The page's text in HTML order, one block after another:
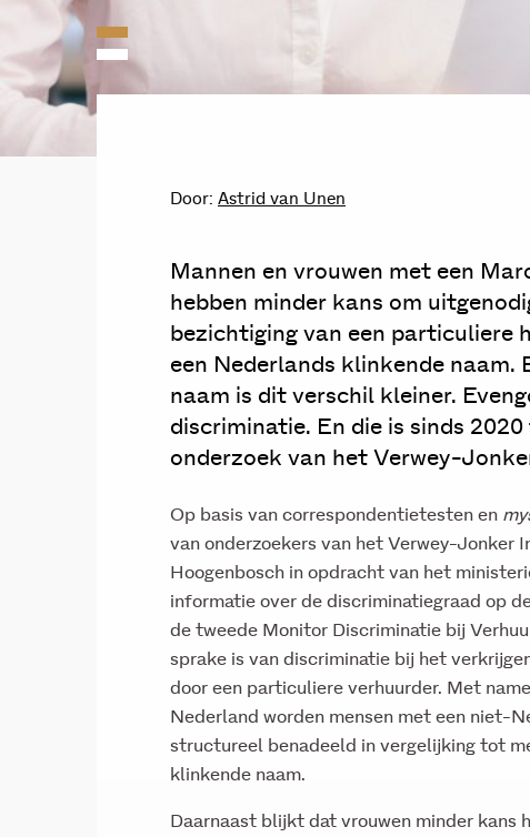
Door: Astrid van Unen
Mannen en vrouwen met een
hebben minder kans om
bezichtiging van een particuliere
een Nederlands klinkende naam.
naam is dit verschil kleiner.
discriminatie. En die is sinds
onderzoek van het Verwey-
Op basis van correspondentietesten en
van onderzoekers van het Verwey-Jonker
Hoogenbosch in opdracht van het
informatie over de discriminatiegraad op
de tweede Monitor Discriminatie bij
sprake is van discriminatie bij het
door een particuliere verhuurder. Met
Nederland worden mensen met een niet-
structureel benadeeld in vergelijking tot
klinkende naam.
Daarnaast blijkt dat vrouwen minder kans